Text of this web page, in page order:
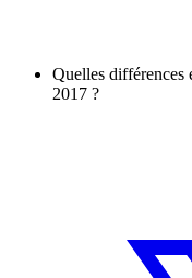
Quelles différences
2017 ?